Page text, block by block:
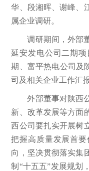
华、段湘晖、谢峰、
属企业调研。
调研期间，外部
延安发电公司二期
期、富平热电公司及
司及相关企业工作汇报
外部董事对陕西
新、改革发展等方面
西公司要扎实开展树
把握高质量发展首
向，坚决贯彻落实集
制“十五五”发展规划